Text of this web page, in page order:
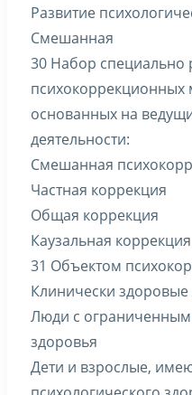
Развитие
Смешанная
30 Набор специально
психокоррекционных
основанных на
деятельности:
Смешанная
Частная коррекция
Общая коррекция
Каузальная коррекция
31 Объектом
Клинически
Люди с
здоровья
Дети и взрослые,